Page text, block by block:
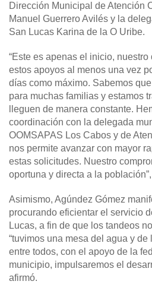
Dirección Municipal de Atención
Manuel Guerrero Avilés y la
San Lucas Karina de la O Uribe.
“Este es apenas el inicio,
estos apoyos al menos una vez
días como máximo. Sabemos
para muchas familias y estamos
lleguen de manera constante.
coordinación con la delegada
OOMSAPAS Los Cabos y de
nos permite avanzar con mayor
estas solicitudes. Nuestro
oportuna y directa a la
Asimismo, Agúndez Gómez
procurando eficientar el servicio
Lucas, a fin de que los tandeos
“tuvimos una mesa del agua y
entre todos, con el apoyo de la
municipio, impulsaremos el
afirmó.